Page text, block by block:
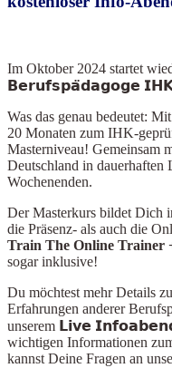
Im Oktober 2024 startet
𝗕𝗲𝗿𝘂𝗳𝘀𝗽𝗮̈𝗱𝗮𝗴𝗼𝗴𝗲
Was das genau bedeutet:
20 Monaten zum IHK-
Masterniveau! Gemeinsam
Deutschland in
Wochenenden.
Der Masterkurs bildet Dich
die Präsenz- als auch die
Train The Online Trainer
sogar inklusive!
Du möchtest mehr Details
Erfahrungen anderer
unserem 𝗟𝗶𝘃𝗲
wichtigen Informationen
kannst Deine Fragen an